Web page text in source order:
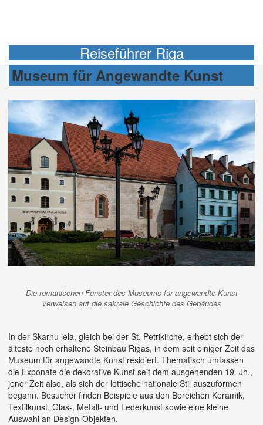
Reiseführer Riga
Museum für Angewandte Kunst
Die romanischen Fenster des Museums für angewandte Kunst
verweisen auf die sakrale Geschichte des Gebäudes
In der Skarnu iela, gleich bei der St. Petrikirche, erhebt sich der
älteste noch erhaltene Steinbau Rigas, in dem seit einiger Zeit das
Museum für angewandte Kunst residiert. Thematisch umfassen
die Exponate die dekorative Kunst seit dem ausgehenden 19. Jh.,
jener Zeit also, als sich der lettische nationale Stil auszuformen
begann. Besucher finden Beispiele aus den Bereichen Keramik,
Textilkunst, Glas-, Metall- und Lederkunst sowie eine kleine
Auswahl an Design-Objekten.